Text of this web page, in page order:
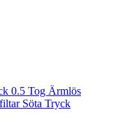
0.5 Tog Ärmlös
Söta Tryck